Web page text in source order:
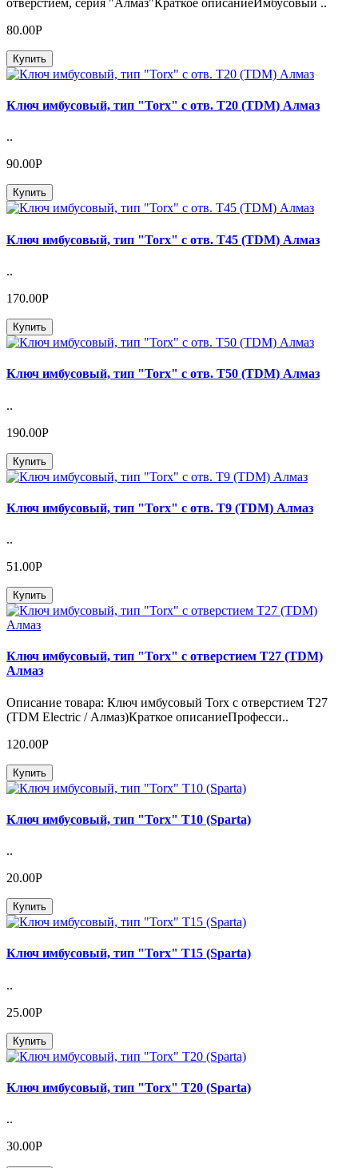
отверстием, серия "Алмаз"Краткое описаниеИмбусовый ..
80.00Р
Купить
Ключ имбусовый, тип "Torx" с отв. Т20 (TDM) Алмаз
..
90.00Р
Купить
Ключ имбусовый, тип "Torx" с отв. Т45 (TDM) Алмаз
..
170.00Р
Купить
Ключ имбусовый, тип "Torx" с отв. Т50 (TDM) Алмаз
..
190.00Р
Купить
Ключ имбусовый, тип "Torx" с отв. Т9 (TDM) Алмаз
..
51.00Р
Купить
Ключ имбусовый, тип "Torx" с отверстием Т27 (TDM)
Алмаз
Описание товара: Ключ имбусовый Torx с отверстием Т27
(TDM Electric / Алмаз)Краткое описаниеПрофесси..
120.00Р
Купить
Ключ имбусовый, тип "Torx" Т10 (Sparta)
..
20.00Р
Купить
Ключ имбусовый, тип "Torx" Т15 (Sparta)
..
25.00Р
Купить
Ключ имбусовый, тип "Torx" Т20 (Sparta)
..
30.00Р